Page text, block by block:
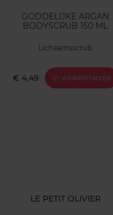
GODDELIJKE ARGAN
BODYSCRUB 150 ML
Lichaamsscrub
€ 4,49 In winkelmandje
LE PETIT OLIVIER